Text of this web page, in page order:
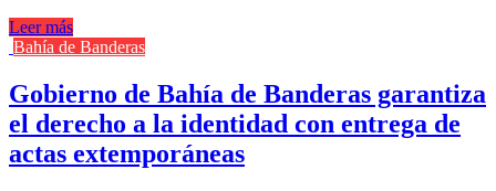
Leer más
Bahía de Banderas
Gobierno de Bahía de Banderas garantiza
el derecho a la identidad con entrega de
actas extemporáneas